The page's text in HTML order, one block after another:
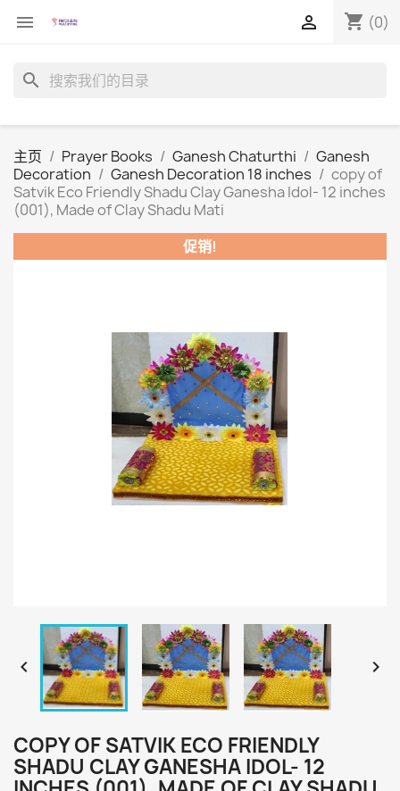
 shopping_cart (0)

search
主页 Prayer Books Ganesh Chaturthi
Ganesh
Decoration
Ganesh Decoration 18 inches
copy of
Satvik Eco Friendly Shadu Clay Ganesha Idol- 12 inches
(001), Made of Clay Shadu Mati
促销!
 
COPY OF SATVIK ECO FRIENDLY
SHADU CLAY GANESHA IDOL- 12